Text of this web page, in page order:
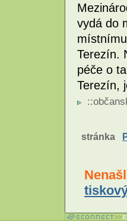
vydá do
Terezín.
péče o
Terezín,
::
stránka